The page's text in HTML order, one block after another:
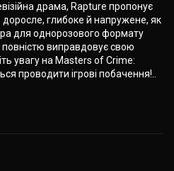
драма, Rapture пропонує
доросле, глибоке й напружене, як
для однорозового формату
виправдовує свою
увагу на Masters of Crime:
проводити ігрові побачення!..